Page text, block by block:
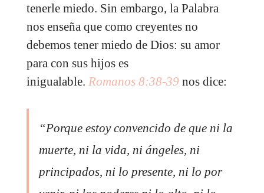
tenerle miedo. Sin embargo, la Palabra
nos enseña que como creyentes no
debemos tener miedo de Dios: su amor
para con sus hijos es
inigualable. Romanos 8:38-39 nos dice:
“Porque estoy convencido de que ni la
muerte, ni la vida, ni ángeles, ni
principados, ni lo presente, ni lo por